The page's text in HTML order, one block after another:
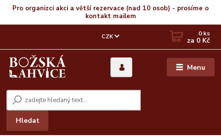
Pro organizci akci a větší rezervace (nad 10 osob) - prosíme o
kontakt mailem
Menu
CZK
Hledat
0ks
za 0 Kč